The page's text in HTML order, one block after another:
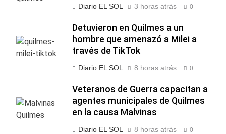
Diario EL SOL 3 horas atrás 0
Detuvieron en Quilmes a un
hombre que amenazó a Milei a
través de TikTok
Diario EL SOL 8 horas atrás 0
Veteranos de Guerra capacitan a
agentes municipales de Quilmes
en la causa Malvinas
Diario EL SOL 8 horas atrás 0